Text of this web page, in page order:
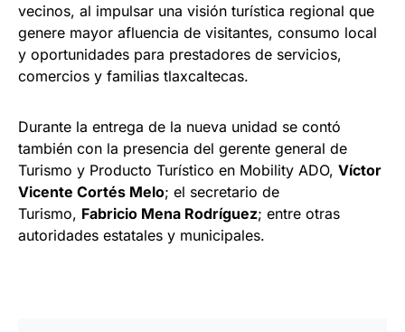
vecinos, al impulsar una visión turística regional que
genere mayor afluencia de visitantes, consumo local
y oportunidades para prestadores de servicios,
comercios y familias tlaxcaltecas.
Durante la entrega de la nueva unidad se contó
también con la presencia del gerente general de
Turismo y Producto Turístico en Mobility ADO, Víctor
Vicente Cortés Melo; el secretario de
Turismo, Fabricio Mena Rodríguez; entre otras
autoridades estatales y municipales.